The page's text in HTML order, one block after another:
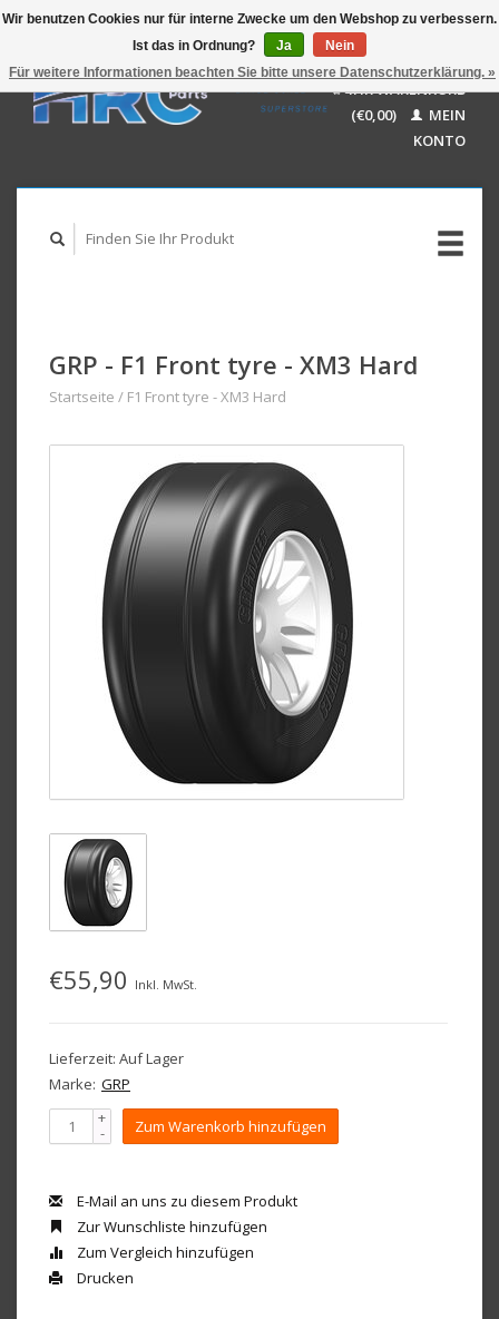
GBP
USD
AUD
Deutsch
English
IHR WARENKORB
(€0,00)
MEIN
KONTO
GRP - F1 Front tyre - XM3 Hard
Startseite / F1 Front tyre - XM3 Hard
€55,90 Inkl. MwSt.
Lieferzeit: Auf Lager
Marke: GRP
+
- Zum Warenkorb hinzufügen
E-Mail an uns zu diesem Produkt
Zur Wunschliste hinzufügen
Zum Vergleich hinzufügen
Drucken
Wir benutzen Cookies nur für interne Zwecke um den Webshop zu verbessern.
Ist das in Ordnung?
Ja
Nein
Für weitere Informationen beachten Sie bitte unsere Datenschutzerklärung. »